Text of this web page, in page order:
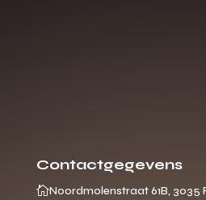
Contactgegevens
Noordmolenstraat 61B, 3035